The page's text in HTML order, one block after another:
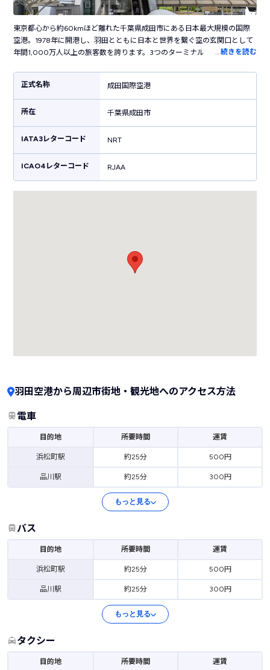
東京都心から約60kmほど離れた千葉県成田市にある日本最大規模の国際
空港。1978年に開港し、羽田とともに日本と世界を繋ぐ空の玄関口として
年間1,000万人以上の旅客数を誇ります。3つのターミナルを持ち、第3タ
斎の日本画や現代アート、ステンドグラスなどさまざまなアート作品が展
示された、国際空港らしい洗練された雰囲気。お土産売り場では東京・千
葉だけでなく全国各地のお土産・グルメが揃います。空港敷地内にはカプ
セルホテルやシャワールームも併設しており高い快適性が魅力。都心を結
ぶ電車がターミナルに直結しているので都内へのアクセス・関東の観光に
便利です。
続きを読む
正式名称 成田国際空港
所在 千葉県成田市
IATA3レターコード NRT
ICAO4レターコード RJAA
羽田空港から周辺市街地・観光地へのアクセス方法
電車
目的地 所要時間 運賃
浜松町駅 約25分 500円
品川駅 約25分 300円
もっと見る
バス
目的地 所要時間 運賃
浜松町駅 約25分 500円
品川駅 約25分 300円
もっと見る
タクシー
目的地 所要時間 運賃